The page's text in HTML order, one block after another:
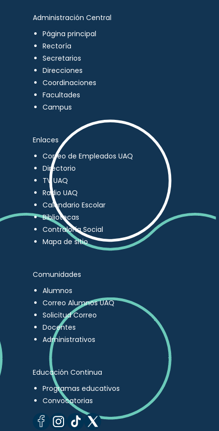
Administración Central
Página principal
Rectoría
Secretarios
Direcciones
Coordinaciones
Facultades
Campus
Enlaces
Correo de Empleados UAQ
Directorio
TV UAQ
Radio UAQ
Calendario Escolar
Bibliotecas
Contraloría Social
Mapa de sitio
Comunidades
Alumnos
Correo Alumnos UAQ
Solicitud Correo
Docentes
Administrativos
Educación Continua
Programas educativos
Convocatorias